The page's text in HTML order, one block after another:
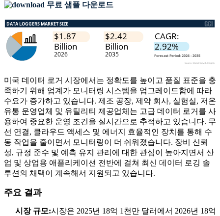
무료 샘플 다운로드
미국 데이터 로거 시장에서는 정확도를 높이고 품질 표준을 충
족하기 위해 업계가 모니터링 시스템을 업그레이드함에 따라
수요가 증가하고 있습니다. 제조 공장, 제약 회사, 실험실, 저온
유통 운영업체 및 유틸리티 제공업체는 고급 데이터 로거를 사
용하여 중요한 운영 조건을 실시간으로 추적하고 있습니다. 무
선 연결, 클라우드 액세스 및 에너지 효율적인 장치를 통해 수
동 작업을 줄이면서 모니터링이 더 쉬워졌습니다. 장비 신뢰
성, 규정 준수 및 예측 유지 관리에 대한 관심이 높아지면서 산
업 및 상업용 애플리케이션 전반에 걸쳐 최신 데이터 로깅 솔
루션의 채택이 계속해서 지원되고 있습니다.
주요 결과
시장 규모:시장은 2025년 18억 1천만 달러에서 2026년 18억